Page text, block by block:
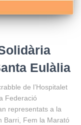
Eulàlia
de l’Hospitalet
Federació
representats a la
Barri, Fem la Marató